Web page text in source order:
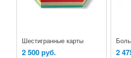
Шестигранные карты
2 500 руб. 2